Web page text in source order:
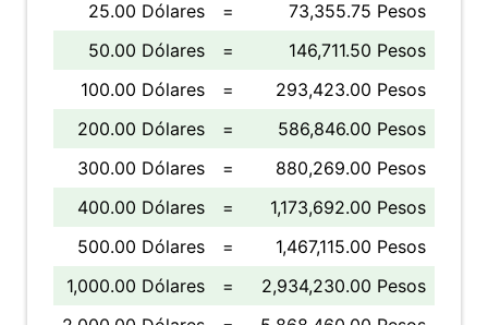
25.00 Dólares
=
73,355.75 Pesos
50.00 Dólares
=
146,711.50 Pesos
100.00 Dólares
=
293,423.00 Pesos
200.00 Dólares
=
586,846.00 Pesos
300.00 Dólares
=
880,269.00 Pesos
400.00 Dólares
=
1,173,692.00 Pesos
500.00 Dólares
=
1,467,115.00 Pesos
1,000.00 Dólares
=
2,934,230.00 Pesos